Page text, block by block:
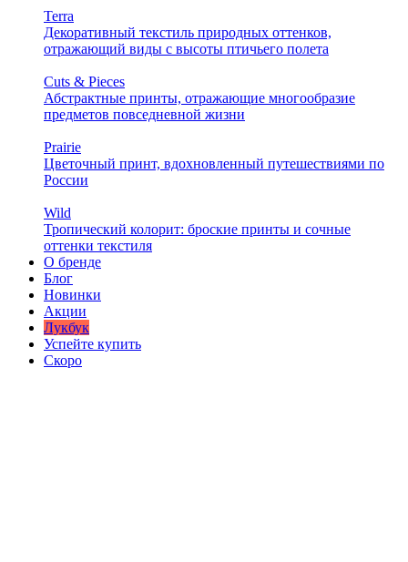
Terra
Декоративный текстиль природных оттенков,
отражающий виды с высоты птичьего полета
Cuts & Pieces
Абстрактные принты, отражающие многообразие
предметов повседневной жизни
Prairie
Цветочный принт, вдохновленный путешествиями по
России
Wild
Тропический колорит: броские принты и сочные
оттенки текстиля
О бренде
Блог
Новинки
Акции
Лукбук
Успейте купить
Скоро